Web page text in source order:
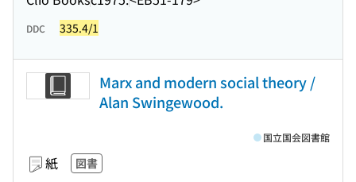
DDC 335.4/1
Marx and modern social theory /
Alan Swingewood.
紙 図書
国立国会図書館